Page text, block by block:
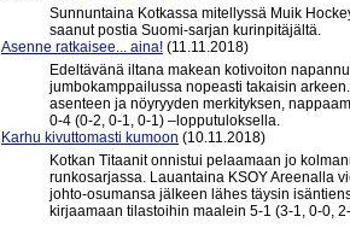
Sunnuntaina Kotkassa mitellyssä Muik
saanut postia Suomi-sarjan kurinpitäjältä.
Asenne ratkaisee... aina! (11.11.2018)
Edeltävänä iltana makean kotivoiton
jumbokamppailussa nopeasti takaisin
asenteen ja nöyryyden merkityksen,
0-4 (0-2, 0-1, 0-1) –lopputuloksella.
Karhu kivuttomasti kumoon (10.11.2018)
Kotkan Titaanit onnistui pelaamaan jo
runkosarjassa. Lauantaina KSOY Areenalla
johto-osumansa jälkeen lähes täysin
kirjaamaan tilastoihin maalein 5-1 (3-1, 0-0,